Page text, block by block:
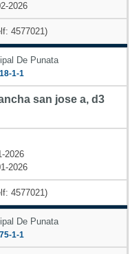
2026
4577021)
De Punata
1-1
san jose a, d3
2026
2026
4577021)
De Punata
1-1